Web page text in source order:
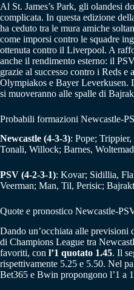
Al St. James’s Park, gli olandesi
complicata. In questa edizione
ha ceduto tra le mura amiche
come imporsi contro le squadre
ottenuta contro il Liverpool. A
anche il rendimento esterno: il
grazie al successo contro i Reds e
Olympiakos e Bayer Leverkusen.
si muoveranno alle spalle di
Probabili formazioni Newcastle-
Newcastle (4-3-3): Pope;
Tonali, Willock; Barnes,
PSV (4-2-3-1): Kovar; Sidillia,
Veerman; Man, Til, Perisic;
Quote e pronostico Newcastle-
Dando un’occhiata alle previsioni
di Champions League tra
favoriti, con l’1 quotato 1.45. Il
rispettivamente 5.25 e 5.50. Nel
Bet365 e Bwin propongono l’1 a